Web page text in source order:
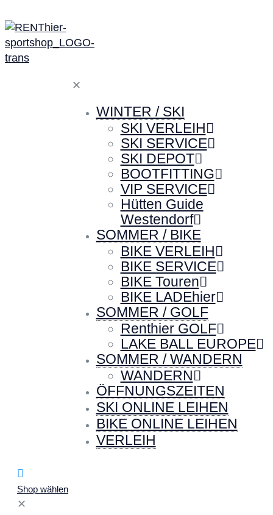
✕
WINTER / SKI
SKI VERLEIH
SKI SERVICE
SKI DEPOT
BOOTFITTING
VIP SERVICE
Hütten Guide
Westendorf
SOMMER / BIKE
BIKE VERLEIH
BIKE SERVICE
BIKE Touren
BIKE LADEhier
SOMMER / GOLF
Renthier GOLF
LAKE BALL EUROPE
SOMMER / WANDERN
WANDERN
ÖFFNUNGSZEITEN
SKI ONLINE LEIHEN
BIKE ONLINE LEIHEN
VERLEIH
Shop wählen
✕